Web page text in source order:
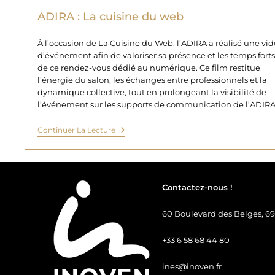
ADIRA : La cuisine du web
À l’occasion de La Cuisine du Web, l’ADIRA a réalisé une
d’événement afin de valoriser sa présence et les temps forts
de ce rendez-vous dédié au numérique. Ce film restitue
l’énergie du salon, les échanges entre professionnels et la
dynamique collective, tout en prolongeant la visibilité de
l’événement sur les supports de communication de
Continuer La LectureADIRA
:
La
Contactez-nous !
60 Boulevard des Belges,
+33 6 58 68 44 80
ines@inoven.fr